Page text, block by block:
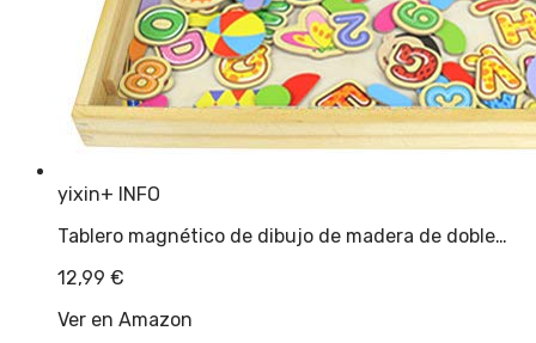
yixin+ INFO
Tablero magnético de dibujo de madera de doble…
12,99 €
Ver en Amazon